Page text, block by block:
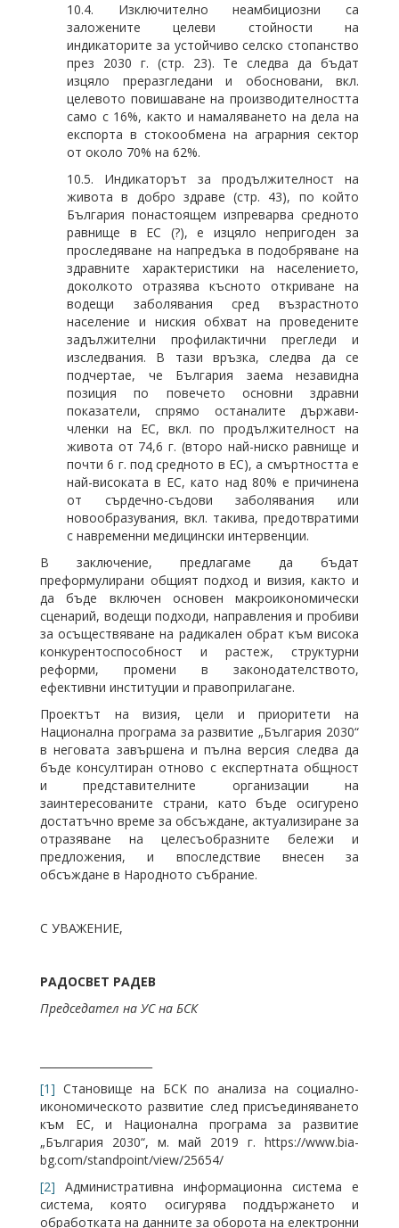
10.4. Изключително неамбициозни са
заложените целеви стойности на
индикаторите за устойчиво селско стопанство
през 2030 г. (стр. 23). Те следва да бъдат
изцяло преразгледани и обосновани, вкл.
целевото повишаване на производителността
само с 16%, както и намаляването на дела на
експорта в стокообмена на аграрния сектор
от около 70% на 62%.
10.5. Индикаторът за продължителност на
живота в добро здраве (стр. 43), по който
България понастоящем изпреварва средното
равнище в ЕС (?), е изцяло непригоден за
проследяване на напредъка в подобряване на
здравните характеристики на населението,
доколкото отразява късното откриване на
водещи заболявания сред възрастното
население и ниския обхват на проведените
задължителни профилактични прегледи и
изследвания. В тази връзка, следва да се
подчертае, че България заема незавидна
позиция по повечето основни здравни
показатели, спрямо останалите държави-
членки на ЕС, вкл. по продължителност на
живота от 74,6 г. (второ най-ниско равнище и
почти 6 г. под средното в ЕС), а смъртността е
най-високата в ЕС, като над 80% е причинена
от сърдечно-съдови заболявания или
новообразувания, вкл. такива, предотвратими
с навременни медицински интервенции.
В заключение, предлагаме да бъдат
преформулирани общият подход и визия, както и
да бъде включен основен макроикономически
сценарий, водещи подходи, направления и пробиви
за осъществяване на радикален обрат към висока
конкурентоспособност и растеж, структурни
реформи, промени в законодателството,
ефективни институции и правоприлагане.
Проектът на визия, цели и приоритети на
Национална програма за развитие „България 2030“
в неговата завършена и пълна версия следва да
бъде консултиран отново с експертната общност
и представителните организации на
заинтересованите страни, като бъде осигурено
достатъчно време за обсъждане, актуализиране за
отразяване на целесъобразните бележи и
предложения, и впоследствие внесен за
обсъждане в Народното събрание.
С УВАЖЕНИЕ,
РАДОСВЕТ РАДЕВ
Председател на УС на БСК
[1] Становище на БСК по анализа на социално-
икономическото развитие след присъединяването
към ЕС, и Национална програма за развитие
„България 2030“, м. май 2019 г. https://www.bia-
bg.com/standpoint/view/25654/
[2] Административна информационна система е
система, която осигурява поддържането и
обработката на данните за оборота на електронни